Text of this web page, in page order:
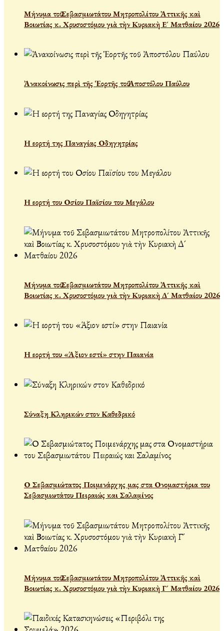
Μήνυμα τοῦ Σεβασμιωτάτου Μητροπολίτου Ἀττικῆς καὶ
Βοιωτίας κ. Χρυσοστόμου γιὰ τὴν Κυριακὴ Ε´ Ματθαίου 2026
Ἀνακοίνωσις περὶ τῆς Ἑορτῆς τοῦ Ἀποστόλου Παύλου
Η εορτή της Παναγίας Οδηγητρίας
Η εορτή του Οσίου Παϊσίου του Μεγάλου
Μήνυμα τοῦ Σεβασμιωτάτου Μητροπολίτου Ἀττικῆς καὶ
Βοιωτίας κ. Χρυσοστόμου γιὰ τὴν Κυριακὴ Δ´ Ματθαίου 2026
Η εορτή του «Άξιον εστί» στην Παιανία
Σύναξη Κληρικών στον Καθεδρικό
Ο Σεβασμιώτατος Ποιμενάρχης μας στα Ονομαστήρια του
Σεβασμιωτάτου Πειραιώς και Σαλαμίνος
Μήνυμα τοῦ Σεβασμιωτάτου Μητροπολίτου Ἀττικῆς καὶ
Βοιωτίας κ. Χρυσοστόμου γιὰ τὴν Κυριακὴ Γ´ Ματθαίου 2026